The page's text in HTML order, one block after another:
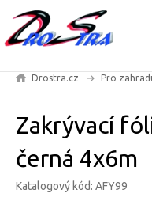
Drostra.cz Pro
Zakrývací
černá 4x6m
Katalogový kód: AFY99